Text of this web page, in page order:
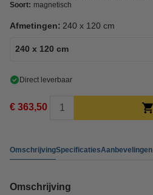
Soort: magnetisch
Afmetingen: 240 x 120 cm
240 x 120 cm
Direct leverbaar
€ 363,50
OmschrijvingSpecificatiesAanbevelingen
Omschrijving